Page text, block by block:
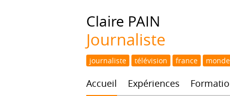
Claire PAIN
Journaliste
journaliste télévision france monde
Accueil Expériences